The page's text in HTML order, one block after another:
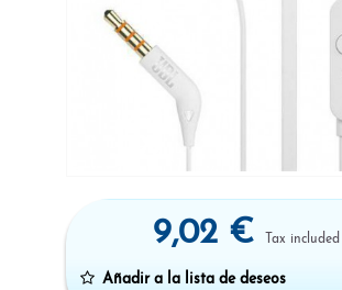
9,02 € Tax included
Añadir a la lista de deseos